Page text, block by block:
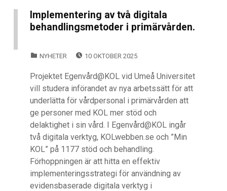
Implementering av två digitala
behandlingsmetoder i primärvården.
NYHETER
10 OKTOBER 2025
Projektet Egenvård@KOL vid Umeå Universitet
vill studera införandet av nya arbetssätt för att
underlätta för vårdpersonal i primärvården att
ge personer med KOL mer stöd och
delaktighet i sin vård. I Egenvård@KOL ingår
två digitala verktyg, KOLwebben.se och ”Min
KOL” på 1177 stöd och behandling.
Förhoppningen är att hitta en effektiv
implementeringsstrategi för användning av
evidensbaserade digitala verktyg i